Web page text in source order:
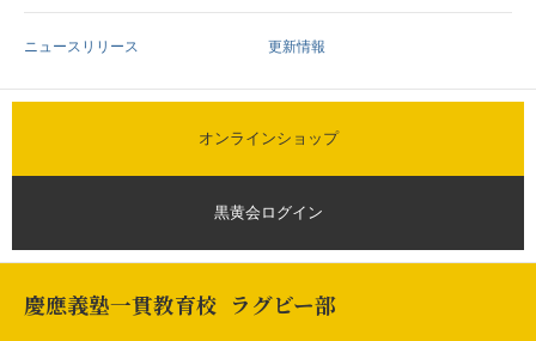
ニュースリリース 更新情報
オンラインショップ
黒黄会ログイン
慶應義塾一貫教育校 ラグビー部